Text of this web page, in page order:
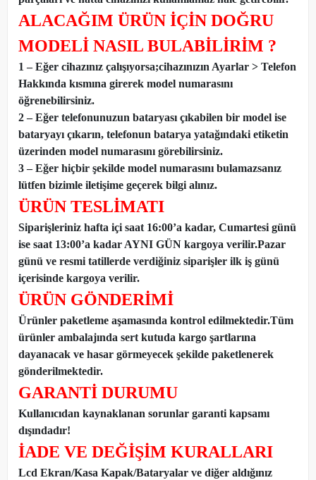
ALACAĞIM ÜRÜN İÇİN DOĞRU
MODELİ NASIL BULABİLİRİM ?
1 – Eğer cihazınız çalışıyorsa;cihazınızın Ayarlar > Telefon
Hakkında kısmına girerek model numarasını
öğrenebilirsiniz.
2 – Eğer telefonunuzun bataryası çıkabilen bir model ise
bataryayı çıkarın, telefonun batarya yatağındaki etiketin
üzerinden model numarasını görebilirsiniz.
3 – Eğer hiçbir şekilde model numarasını bulamazsanız
lütfen bizimle iletişime geçerek bilgi alınız.
ÜRÜN TESLİMATI
Siparişleriniz hafta içi saat 16:00’a kadar, Cumartesi günü
ise saat 13:00’a kadar AYNI GÜN kargoya verilir.Pazar
günü ve resmi tatillerde verdiğiniz siparişler ilk iş günü
içerisinde kargoya verilir.
ÜRÜN GÖNDERİMİ
Ürünler paketleme aşamasında kontrol edilmektedir.Tüm
ürünler ambalajında sert kutuda kargo şartlarına
dayanacak ve hasar görmeyecek şekilde paketlenerek
gönderilmektedir.
GARANTİ DURUMU
Kullanıcıdan kaynaklanan sorunlar garanti kapsamı
dışındadır!
İADE VE DEĞİŞİM KURALLARI
Lcd Ekran/Kasa Kapak/Bataryalar ve diğer aldığınız